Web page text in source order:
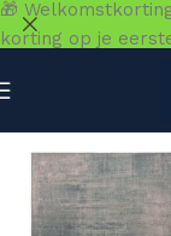
🎁
korting op je